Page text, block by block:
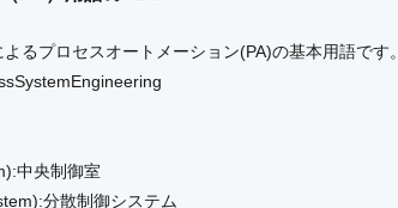
るプロセスオートメーション(PA)の基本用語です。
中央制御室
分散制御システム